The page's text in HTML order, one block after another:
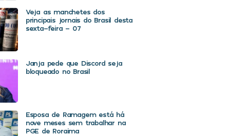
Veja as manchetes dos
principais jornais do Brasil desta
sexta-feira – 07
Janja pede que Discord seja
bloqueado no Brasil
Esposa de Ramagem está há
nove meses sem trabalhar na
PGE de Roraima